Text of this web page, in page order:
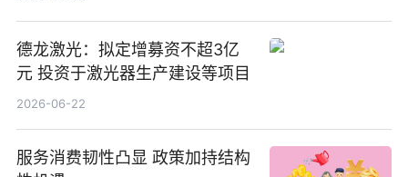
德龙激光：拟定增募资不超3亿
元 投资于激光器生产建设等项目
2026-06-22
服务消费韧性凸显 政策加持结构